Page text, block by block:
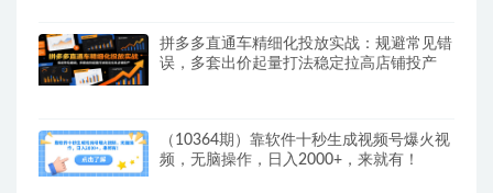
拼多多直通车精细化投放实战：规避常见错
误，多套出价起量打法稳定拉高店铺投产
（10364期）靠软件十秒生成视频号爆火视
频，无脑操作，日入2000+，来就有！